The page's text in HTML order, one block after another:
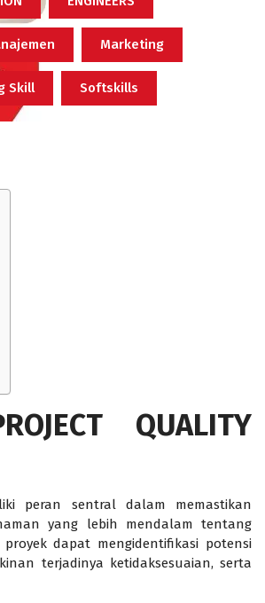
Marketing
Skill Softskills
QUALITY
peran sentral dalam memastikan
yang lebih mendalam tentang
dapat mengidentifikasi potensi
terjadinya ketidaksesuaian, serta